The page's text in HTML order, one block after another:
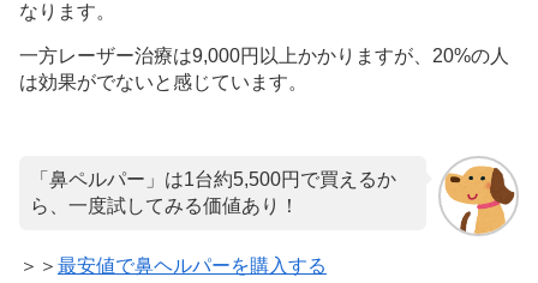
なります。
一方レーザー治療は9,000円以上かかりますが、20%の人
は効果がでないと感じています。
「鼻ペルパー」は1台約5,500円で買えるか
ら、一度試してみる価値あり！
＞＞ 最安値で鼻ヘルパーを購入する